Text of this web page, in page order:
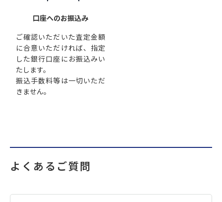
口座へのお振込み
ご確認いただいた査定金額
に合意いただければ、指定
した銀行口座にお振込みい
たします。
振込手数料等は一切いただ
きません。
よくあるご質問